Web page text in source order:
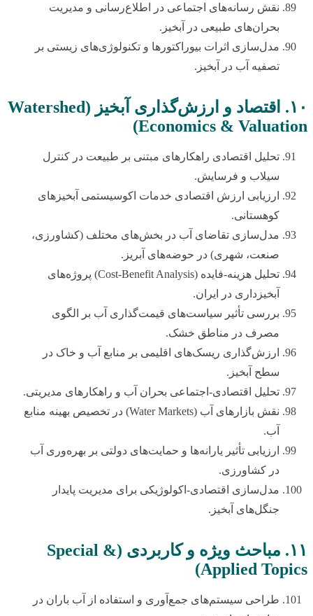
نقش رسانه‌های اجتماعی در اطلاع‌رسانی و مدیریت
بحران‌های طبیعی در آبخیز.
مدل‌سازی اثرات بیوراکتورها و تکنولوژی‌های زیستی بر
تصفیه آب در آبخیز.
۱۰. اقتصاد و ارزش‌گذاری آبخیز (Watershed
Economics & Valuation)
تحلیل اقتصادی راهکارهای مبتنی بر طبیعت در کنترل
سیلاب و فرسایش.
ارزیابی ارزش اقتصادی خدمات اکوسیستمی آبخیزهای
کوهستانی.
مدل‌سازی تقاضای آب در بخش‌های مختلف (کشاورزی،
صنعت، شهری) در حوضه‌های آبریز.
تحلیل هزینه-فایده (Cost-Benefit Analysis) پروژه‌های
آبخیزداری در ایران.
بررسی تأثیر سیاست‌های قیمت‌گذاری آب بر الگوی
مصرف در مناطق خشک.
ارزش‌گذاری ریسک‌های اقلیمی بر منابع آب و خاک در
سطح آبخیز.
تحلیل اقتصادی-اجتماعی بحران آب و راهکارهای مدیریتی.
نقش بازارهای آب (Water Markets) در تخصیص بهینه منابع
آب.
ارزیابی تأثیر یارانه‌ها و حمایت‌های دولتی بر بهره‌وری آب
در کشاورزی.
مدل‌سازی اقتصادی-اکولوژیکی برای مدیریت پایدار
جنگل‌های آبخیز.
۱۱. مباحث ویژه و کاربردی (Special &
Applied Topics)
طراحی سیستم‌های جمع‌آوری و استفاده از آب باران در